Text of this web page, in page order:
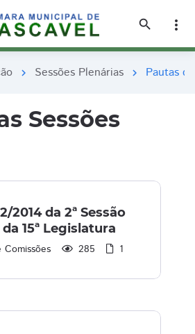
search
more_vert
chevron_right Sessões Plenárias chevron_right Pautas
Sessões
2014 da 2ª Sessão
15ª Legislatura
285 1